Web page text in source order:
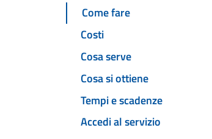
Come fare
Costi
Cosa serve
Cosa si ottiene
Tempi e scadenze
Accedi al servizio